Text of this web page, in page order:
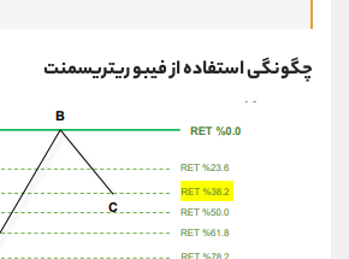
چگونگی استفاده از فیبو ریتریسمنت